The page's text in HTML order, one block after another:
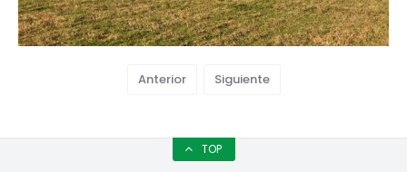
Anterior Siguiente
TOP